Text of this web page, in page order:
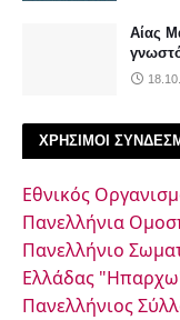
Αίας
ΧΡΗΣΙΜΟΙ
Εθνικός
Πανελλήνια
Πανελλήνιο
Ελλάδας
Πανελλήνιος